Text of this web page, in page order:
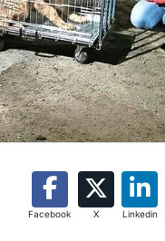
Facebook X Linkedin